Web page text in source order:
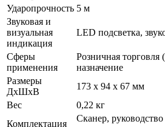
Ударопрочность 5 м
Звуковая и
визуальная
индикация
LED подсветка,
Сферы
применения
Розничная торговля
назначение
Размеры
ДхШхВ
173 x 94 x 67 мм
Вес
0,22 кг
Комплектация
Сканер,